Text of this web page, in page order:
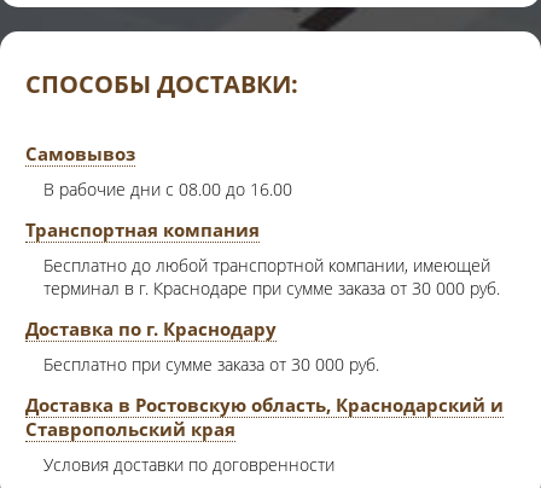
СПОСОБЫ ДОСТАВКИ:
Самовывоз
В рабочие дни с 08.00 до 16.00
Транспортная компания
Бесплатно до любой транспортной компании, имеющей
терминал в г. Краснодаре при сумме заказа от 30 000 руб.
Доставка по г. Краснодару
Бесплатно при сумме заказа от 30 000 руб.
Доставка в Ростовскую область, Краснодарский и
Ставропольский края
Условия доставки по договренности